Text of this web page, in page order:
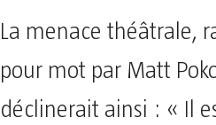
La menace théâtrale,
pour mot par Matt
déclinerait ainsi : « Il